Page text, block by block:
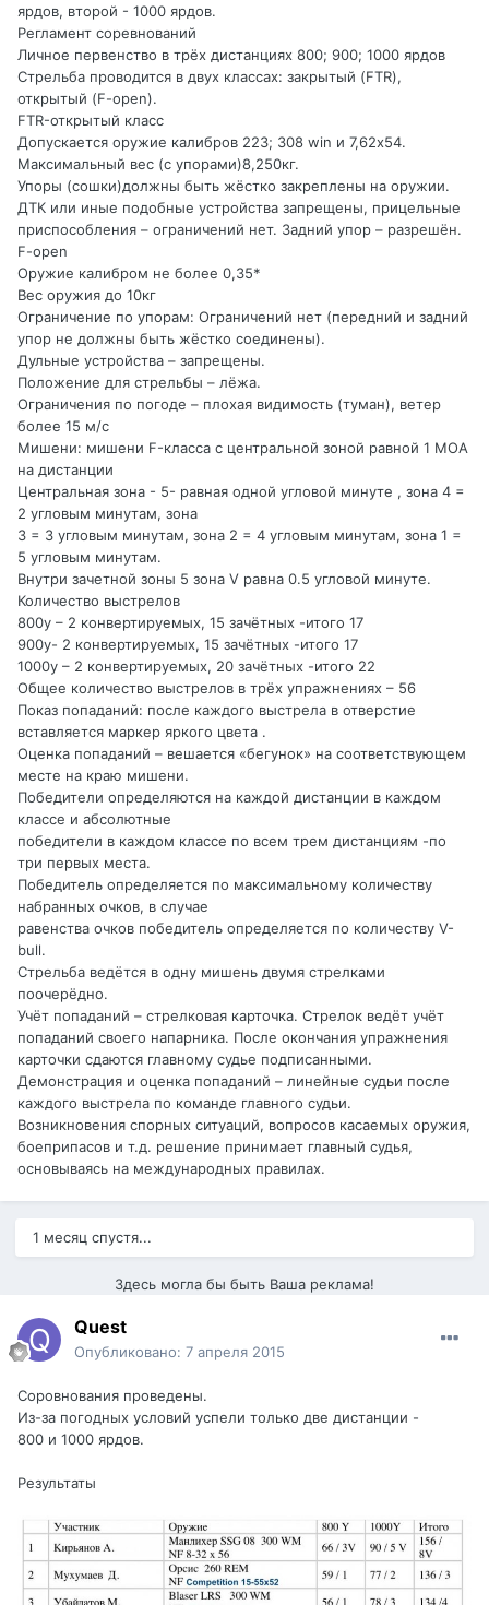
ярдов, второй - 1000 ярдов.
Регламент соревнований
Личное первенство в трёх дистанциях 800; 900; 1000 ярдов
Стрельба проводится в двух классах: закрытый (FTR),
открытый (F-open).
FTR-открытый класс
Допускается оружие калибров 223; 308 win и 7,62х54.
Максимальный вес (с упорами)8,250кг.
Упоры (сошки)должны быть жёстко закреплены на оружии.
ДТК или иные подобные устройства запрещены, прицельные
приспособления – ограничений нет. Задний упор – разрешён.
F-open
Оружие калибром не более 0,35*
Вес оружия до 10кг
Ограничение по упорам: Ограничений нет (передний и задний
упор не должны быть жёстко соединены).
Дульные устройства – запрещены.
Положение для стрельбы – лёжа.
Ограничения по погоде – плохая видимость (туман), ветер
более 15 м/с
Мишени: мишени F-класса с центральной зоной равной 1 МОА
на дистанции
Центральная зона - 5- равная одной угловой минуте , зона 4 =
2 угловым минутам, зона
3 = 3 угловым минутам, зона 2 = 4 угловым минутам, зона 1 =
5 угловым минутам.
Внутри зачетной зоны 5 зона V равна 0.5 угловой минуте.
Количество выстрелов
800y – 2 конвертируемых, 15 зачётных -итого 17
900y- 2 конвертируемых, 15 зачётных -итого 17
1000y – 2 конвертируемых, 20 зачётных -итого 22
Общее количество выстрелов в трёх упражнениях – 56
Показ попаданий: после каждого выстрела в отверстие
вставляется маркер яркого цвета .
Оценка попаданий – вешается «бегунок» на соответствующем
месте на краю мишени.
Победители определяются на каждой дистанции в каждом
классе и абсолютные
победители в каждом классе по всем трем дистанциям -по
три первых места.
Победитель определяется по максимальному количеству
набранных очков, в случае
равенства очков победитель определяется по количеству V-
bull.
Стрельба ведётся в одну мишень двумя стрелками
поочерёдно.
Учёт попаданий – стрелковая карточка. Стрелок ведёт учёт
попаданий своего напарника. После окончания упражнения
карточки сдаются главному судье подписанными.
Демонстрация и оценка попаданий – линейные судьи после
каждого выстрела по команде главного судьи.
Возникновения спорных ситуаций, вопросов касаемых оружия,
боеприпасов и т.д. решение принимает главный судья,
основываясь на международных правилах.
1 месяц спустя...
Здесь могла бы быть Ваша реклама!
Quest
Опубликовано: 7 апреля 2015
Соровнования проведены.
Из-за погодных условий успели только две дистанции -
800 и 1000 ярдов.
Результаты